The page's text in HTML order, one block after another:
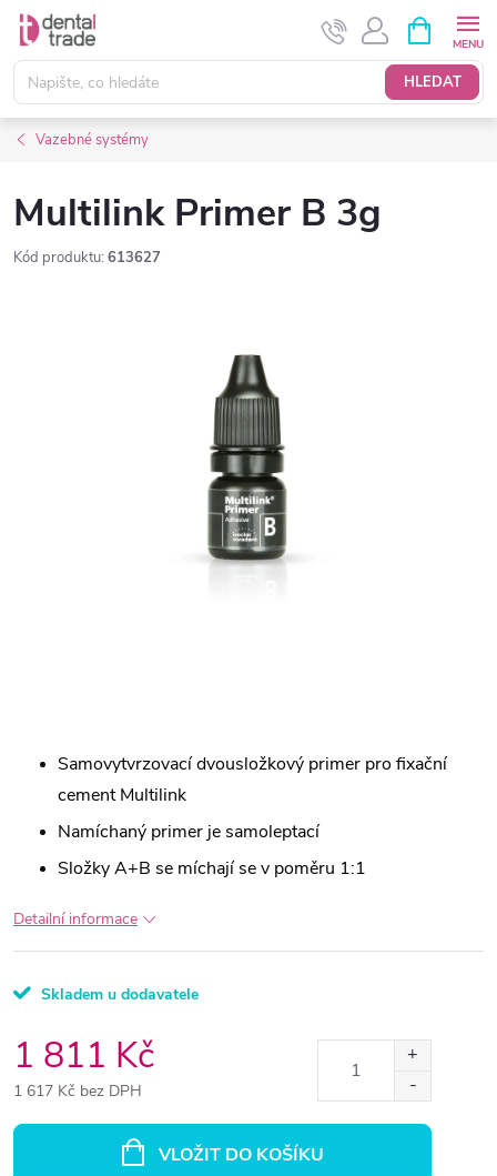
Přejít
obsah
HLEDAT
NÁKUPNÍ
KOŠÍK
Vazebné systémy
Multilink Primer B 3g
Kód produktu: 613627
Samovytvrzovací dvousložkový primer pro fixační
cement Multilink
Namíchaný primer je samoleptací
Složky A+B se míchají se v poměru 1:1
Detailní informace
Skladem u dodavatele
1 811 Kč
1 617 Kč bez DPH
VLOŽIT DO KOŠÍKU